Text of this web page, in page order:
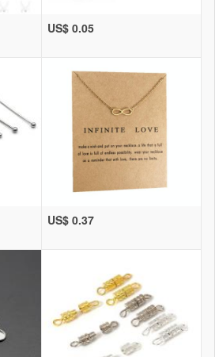
US$ 0.05
US$ 0.37